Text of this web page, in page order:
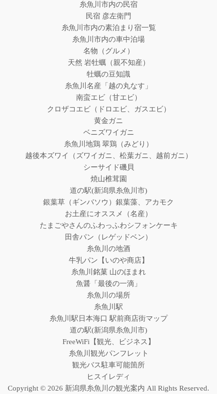
糸魚川市内の民宿
民宿 彦左衛門
糸魚川市内の素泊まり宿一覧
糸魚川市内の車中泊場
名物（グルメ）
天然 岩牡蠣（親不知産）
牡蠣の豆知識
糸魚川名産「越の丸なす」
南蛮エビ（甘エビ）
クロザコエビ（ドロエビ、ガスエビ）
黄金ガニ
ベニズワイガニ
糸魚川地鶏 翠鶏（みどり）
越後本ズワイ（ズワイガニ、松葉ガニ、越前ガニ）
シーサイド磯貝
焼山椎茸園
道の駅(新潟県糸魚川市)
銀葉草（ギンバソウ）銀葉藻、アカモク
お土産にオススメ（名産）
たまごやさんのふわっふわシフォンケーキ
田舎パン（レゲッドベン）
糸魚川の地酒
牛乳パン【いのや商店】
糸魚川銘菓 山のほまれ
魚醤「最後の一滴」
糸魚川の場所
糸魚川駅
糸魚川駅日本海口 駅前商店街マップ
道の駅(新潟県糸魚川市)
FreeWiFi【観光、ビジネス】
糸魚川観光パンフレット
観光バス駐車可能箇所
ヒスイレディ
Copyright © 2026 新潟県糸魚川の観光案内 All Rights Reserved.